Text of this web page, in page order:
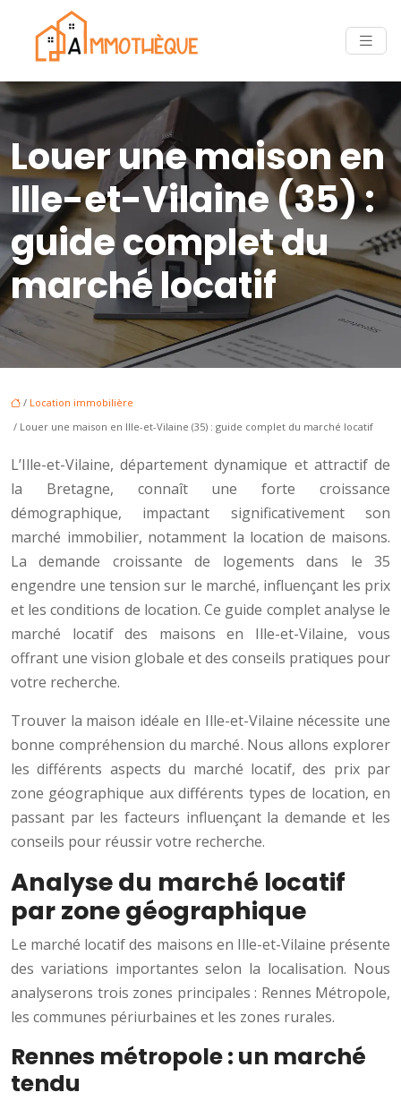
Louer une maison en
Ille-et-Vilaine (35) :
guide complet du
marché locatif
/ Location immobilière
/ Louer une maison en Ille-et-Vilaine (35) : guide complet du marché locatif
L’Ille-et-Vilaine, département dynamique et attractif de
la Bretagne, connaît une forte croissance
démographique, impactant significativement son
marché immobilier, notamment la location de maisons.
La demande croissante de logements dans le 35
engendre une tension sur le marché, influençant les prix
et les conditions de location. Ce guide complet analyse le
marché locatif des maisons en Ille-et-Vilaine, vous
offrant une vision globale et des conseils pratiques pour
votre recherche.
Trouver la maison idéale en Ille-et-Vilaine nécessite une
bonne compréhension du marché. Nous allons explorer
les différents aspects du marché locatif, des prix par
zone géographique aux différents types de location, en
passant par les facteurs influençant la demande et les
conseils pour réussir votre recherche.
Analyse du marché locatif
par zone géographique
Le marché locatif des maisons en Ille-et-Vilaine présente
des variations importantes selon la localisation. Nous
analyserons trois zones principales : Rennes Métropole,
les communes périurbaines et les zones rurales.
Rennes métropole : un marché
tendu